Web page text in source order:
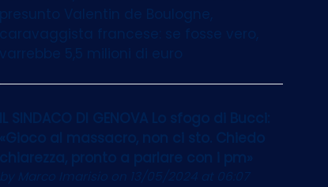
presunto Valentin de Boulogne,
caravaggista francese: se fosse vero,
varrebbe 5,5 milioni di euro
IL SINDACO DI GENOVA Lo sfogo di Bucci:
«Gioco al massacro, non ci sto. Chiedo
chiarezza, pronto a parlare con i pm»
by Marco Imarisioon 13/05/2024 at 06:07